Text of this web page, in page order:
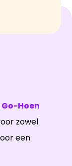
Go-Hoen
zowel
een